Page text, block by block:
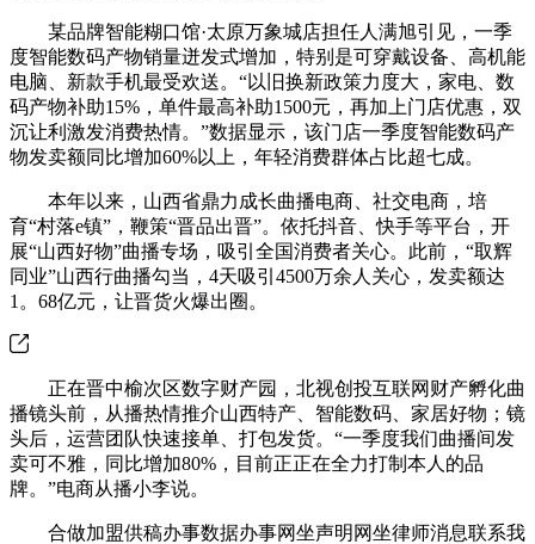
某品牌智能糊口馆·太原万象城店担任人满旭引见，一季
度智能数码产物销量迸发式增加，特别是可穿戴设备、高机能
电脑、新款手机最受欢送。“以旧换新政策力度大，家电、数
码产物补助15%，单件最高补助1500元，再加上门店优惠，双
沉让利激发消费热情。”数据显示，该门店一季度智能数码产
物发卖额同比增加60%以上，年轻消费群体占比超七成。
本年以来，山西省鼎力成长曲播电商、社交电商，培
育“村落e镇”，鞭策“晋品出晋”。依托抖音、快手等平台，开
展“山西好物”曲播专场，吸引全国消费者关心。此前，“取辉
同业”山西行曲播勾当，4天吸引4500万余人关心，发卖额达
1。68亿元，让晋货火爆出圈。
正在晋中榆次区数字财产园，北视创投互联网财产孵化曲
播镜头前，从播热情推介山西特产、智能数码、家居好物；镜
头后，运营团队快速接单、打包发货。“一季度我们曲播间发
卖可不雅，同比增加80%，目前正正在全力打制本人的品
牌。”电商从播小李说。
合做加盟供稿办事数据办事网坐声明网坐律师消息联系我